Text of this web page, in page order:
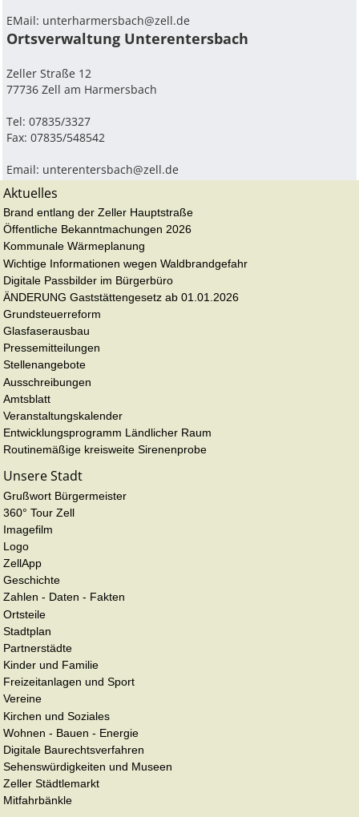
EMail: unterharmersbach@zell.de
Ortsverwaltung Unterentersbach
Zeller Straße 12
77736 Zell am Harmersbach
Tel: 07835/3327
Fax: 07835/548542
Email: unterentersbach@zell.de
Aktuelles
Brand entlang der Zeller Hauptstraße
Öffentliche Bekanntmachungen 2026
Kommunale Wärmeplanung
Wichtige Informationen wegen Waldbrandgefahr
Digitale Passbilder im Bürgerbüro
ÄNDERUNG Gaststättengesetz ab 01.01.2026
Grundsteuerreform
Glasfaserausbau
Pressemitteilungen
Stellenangebote
Ausschreibungen
Amtsblatt
Veranstaltungskalender
Entwicklungsprogramm Ländlicher Raum
Routinemäßige kreisweite Sirenenprobe
Unsere Stadt
Grußwort Bürgermeister
360° Tour Zell
Imagefilm
Logo
ZellApp
Geschichte
Zahlen - Daten - Fakten
Ortsteile
Stadtplan
Partnerstädte
Kinder und Familie
Freizeitanlagen und Sport
Vereine
Kirchen und Soziales
Wohnen - Bauen - Energie
Digitale Baurechtsverfahren
Sehenswürdigkeiten und Museen
Zeller Städtlemarkt
Mitfahrbänkle